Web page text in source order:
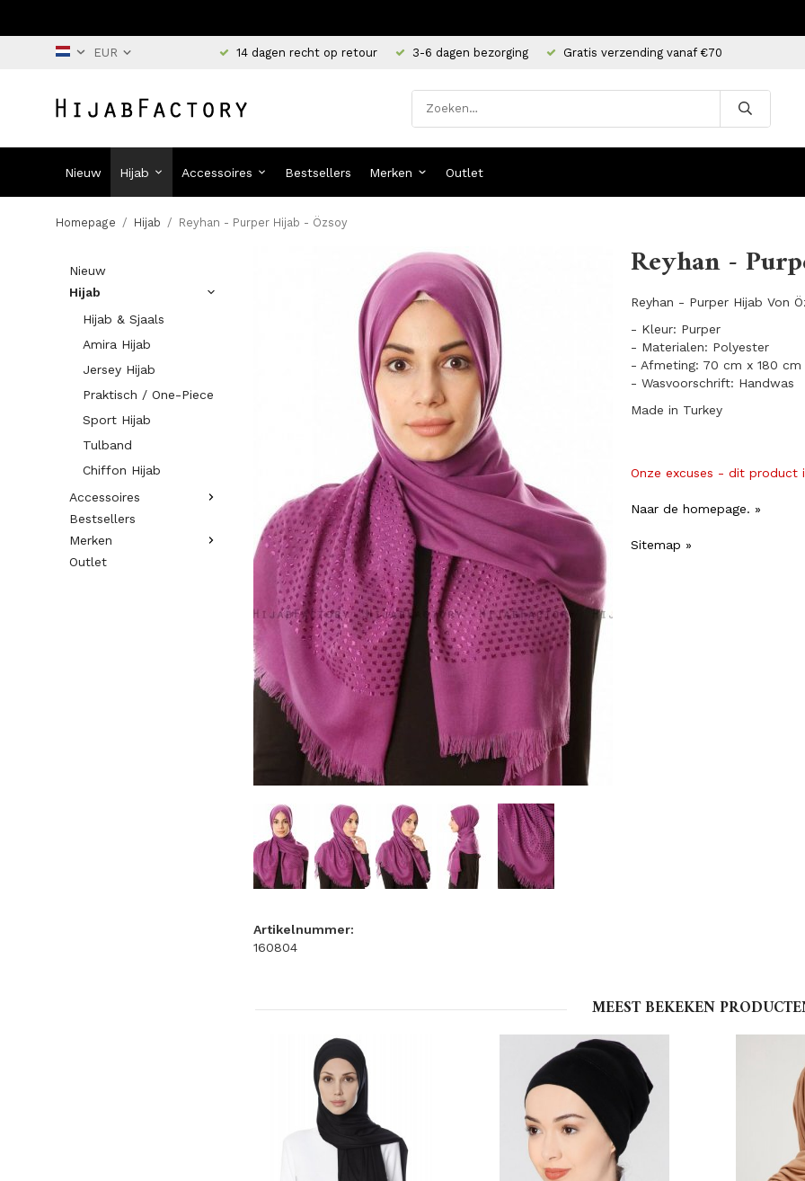
14 dagen recht op retour 3-6 dagen bezorging Gratis verzending vanaf €70
Nieuw Hijab Accessoires Bestsellers Merken Outlet
Homepage / Hijab / Reyhan - Purper Hijab - Özsoy
Nieuw
Hijab
Hijab & Sjaals
Amira Hijab
Jersey Hijab
Praktisch / One-Piece
Sport Hijab
Tulband
Chiffon Hijab
Accessoires
Bestsellers
Merken
Outlet
Reyhan -
Reyhan - Purper Hijab Von
- Kleur: Purper
- Materialen: Polyester
- Afmeting: 70 cm x 180 cm
- Wasvoorschrift: Handwas
Made in Turkey
Onze excuses - dit product
Naar de homepage. »
Sitemap »
Artikelnummer:
160804
MEEST BEKEKEN